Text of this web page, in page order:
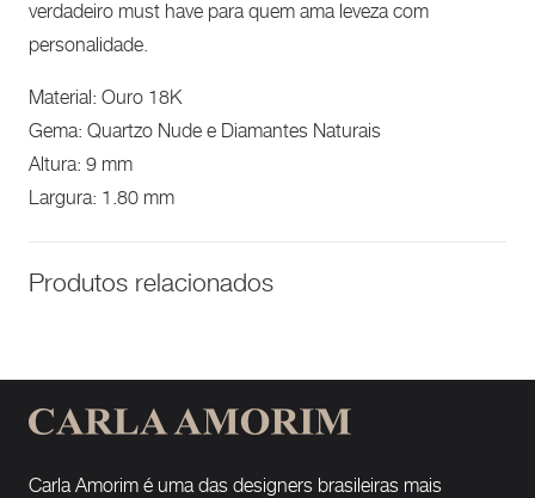
verdadeiro must have para quem ama leveza com
personalidade.
Material: Ouro 18K
Gema: Quartzo Nude e Diamantes Naturais
Altura: 9 mm
Largura: 1.80 mm
Produtos relacionados
Carla Amorim é uma das designers brasileiras mais